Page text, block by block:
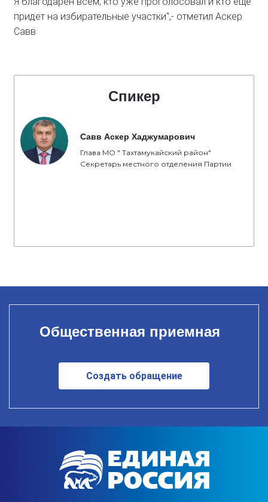
придет на избирательные участки",- отметил Аскер
Савв
Спикер
Савв Аскер Хаджумарович
Глава МО " Тахтамукайский район"
Секретарь местного отделения Партии
Общественная приемная
Создать обращение